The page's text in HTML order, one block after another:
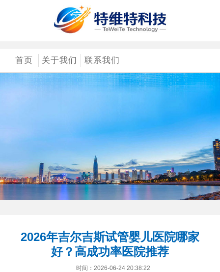
首页 关于我们 联系我们
2026年吉尔吉斯试管婴儿医院哪家
好？高成功率医院推荐
时间：2026-06-24 20:38:22